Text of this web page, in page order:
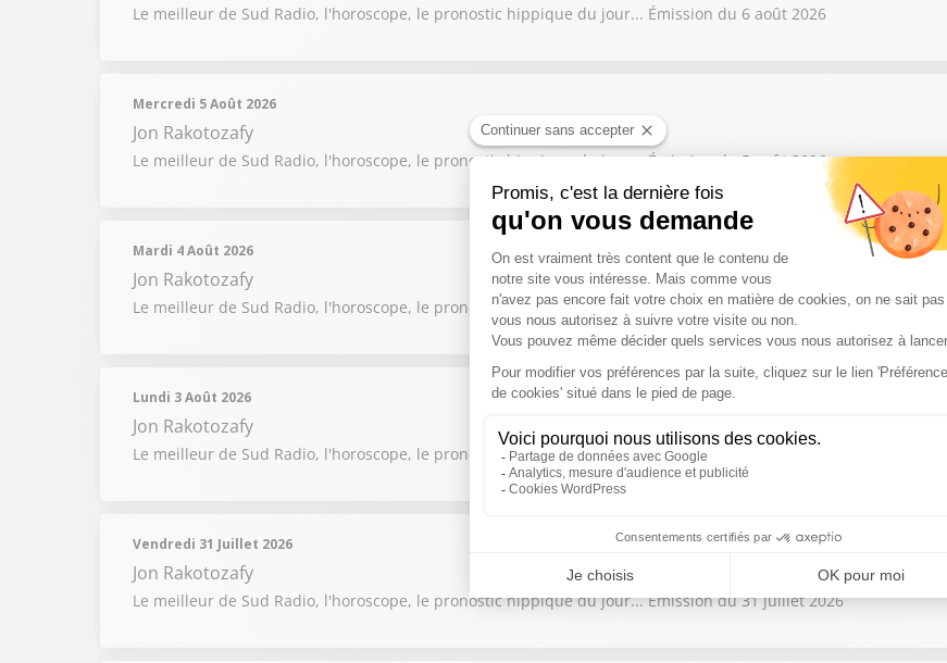
Le meilleur de Sud Radio, l'horoscope, le pronostic hippique du jour... Émission du 6 août 2026
Mercredi 5 Août 2026
Jon Rakotozafy
Le meilleur de Sud Radio, l'horoscope, le pronostic hippique du jour... Émission du 5 août 2026
Mardi 4 Août 2026
Jon Rakotozafy
Le meilleur de Sud Radio, l'horoscope, le pronostic hippique du jour... Émission du 4 août 2026
Lundi 3 Août 2026
Jon Rakotozafy
Le meilleur de Sud Radio, l'horoscope, le pronostic hippique du jour... Émission du 3 août 2026
Vendredi 31 Juillet 2026
Jon Rakotozafy
Le meilleur de Sud Radio, l'horoscope, le pronostic hippique du jour... Émission du 31 juillet 2026